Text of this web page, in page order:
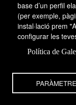
Ainaud de
“Unessco de
Josep Gudiol
l’époque
Médiévale”,
base d’un perfil
(per exemple,
instal·lació prem
configurar les
Política de